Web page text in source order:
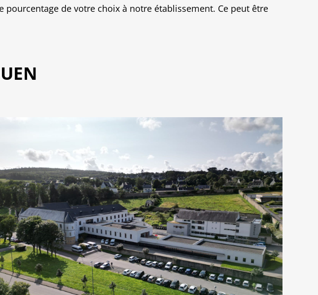
de votre choix à notre établissement. Ce peut être